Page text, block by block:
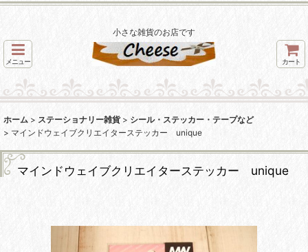
小さな雑貨のお店です
メニュー カート
ホーム > ステーショナリー雑貨 > シール・ステッカー・テープなど
> マインドウェイブクリエイターステッカー unique
マインドウェイブクリエイターステッカー unique